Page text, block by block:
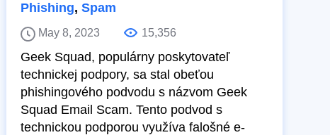
Phishing, Spam
May 8, 2023 15,356
Geek Squad, populárny poskytovateľ
technickej podpory, sa stal obeťou
phishingového podvodu s názvom Geek
Squad Email Scam. Tento podvod s
technickou podporou využíva falošné e-